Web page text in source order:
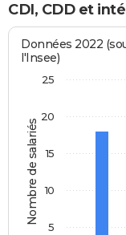
CDI, CDD et
Nombre de salariés
Données 2022
l'Insee)
5
10
15
20
25